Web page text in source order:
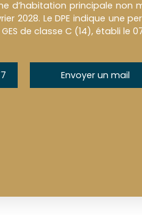
d’habitation principale non
2028. Le DPE indique une
de classe C (14), établi le
Envoyer un mail